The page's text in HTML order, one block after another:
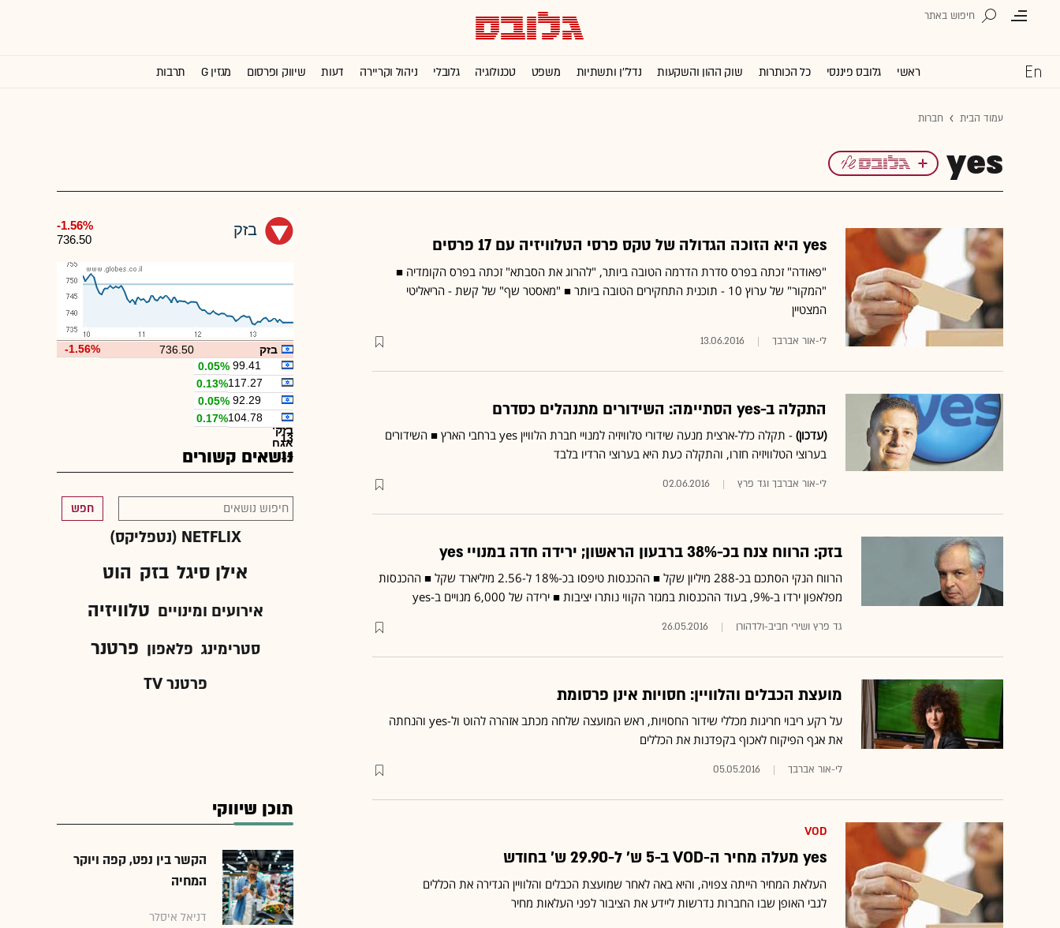
ראשי גלובס פיננסי כל הכותרות שוק ההון והשקעות נדל''ן ותשתיות משפט טכנולוגיה גלובלי ניהול וקריירה דעות שיווק ופרסום מגזין G תרבות
עמוד הבית חברות
yes
yes היא הזוכה הגדולה של טקס פרסי הטלוויזיה עם 17 פרסים
"פאודה" זכתה בפרס סדרת הדרמה הטובה ביותר, "להרוג את הסבתא" זכתה בפרס הקומדיה ■
"המקור" של ערוץ 10 - תוכנית התחקירים הטובה ביותר ■ "מאסטר שף" של קשת - הריאליטי
המצטיין
לי-אור אברבך 13.06.2016
התקלה ב-yes הסתיימה: השידורים מתנהלים כסדרם
(עדכון)
- תקלה כלל-ארצית מנעה שידורי טלוויזיה למנויי חברת הלוויין yes ברחבי הארץ ■ השידורים
בערוצי הטלוויזיה חזרו, והתקלה כעת היא בערוצי הרדיו בלבד
לי-אור אברבך וגד פרץ 02.06.2016
בזק: הרווח צנח בכ-38% ברבעון הראשון; ירידה חדה במנויי yes
הרווח הנקי הסתכם בכ-288 מיליון שקל ■ ההכנסות טיפסו בכ-18% ל-2.56 מיליארד שקל ■ ההכנסות
מפלאפון ירדו ב-9%, בעוד ההכנסות במגזר הקווי נותרו יציבות ■ ירידה של 6,000 מנויים ב-yes
גד פרץ ושירי חביב-ולדהורן 26.05.2016
מועצת הכבלים והלוויין: חסויות אינן פרסומת
על רקע ריבוי חריגות מכללי שידור החסויות, ראש המועצה שלחה מכתב אזהרה להוט ול-yes והנחתה
את אגף הפיקוח לאכוף בקפדנות את הכללים
לי-אור אברבך 05.05.2016
VOD
yes מעלה מחיר ה-VOD ב-5 ש' ל-29.90 ש' בחודש
העלאת המחיר הייתה צפויה, והיא באה לאחר שמועצת הכבלים והלוויין הגדירה את הכללים
לגבי האופן שבו החברות נדרשות ליידע את הציבור לפני העלאות מחיר
בזק
-1.56%
736.50
בזק 736.50
-1.56%
בזק
אגח
11
99.41
0.05%
בזק
אגח
12
117.27
0.13%
בזק
אגח
13
92.29
0.05%
בזק
אגח
14
104.78
0.17%
נושאים קשורים
חפש
NETFLIX (נטפליקס)
אילן סיגל בזק הוט
אירועים ומינויים טלוויזיה
סטרימינג פלאפון פרטנר
פרטנר TV
תוכן שיווקי
הקשר בין נפט, קפה ויוקר
המחיה
דניאל איסלר